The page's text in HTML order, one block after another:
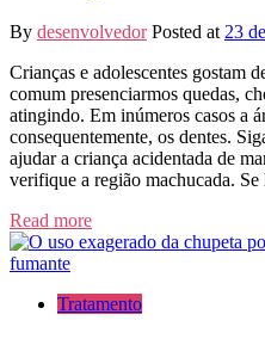
By desenvolvedor Posted at 23
Crianças e adolescentes gostam
comum presenciarmos quedas,
atingindo. Em inúmeros casos a
consequentemente, os dentes.
ajudar a criança acidentada de
verifique a região machucada.
Read more
Tratamento